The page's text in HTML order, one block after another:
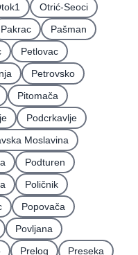
Otrić-Seoci
Pakrac
Pašman
Petlovac
Petrovsko
Pitomača
Podcrkavlje
Moslavina
Podturen
Poličnik
Popovača
Povljana
Prelog
Preseka